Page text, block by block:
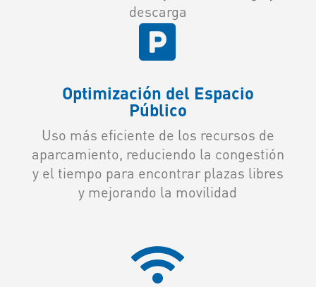
descarga

Optimización del Espacio
Público
Uso más eficiente de los recursos de
aparcamiento, reduciendo la congestión
y el tiempo para encontrar plazas libres
y mejorando la movilidad
